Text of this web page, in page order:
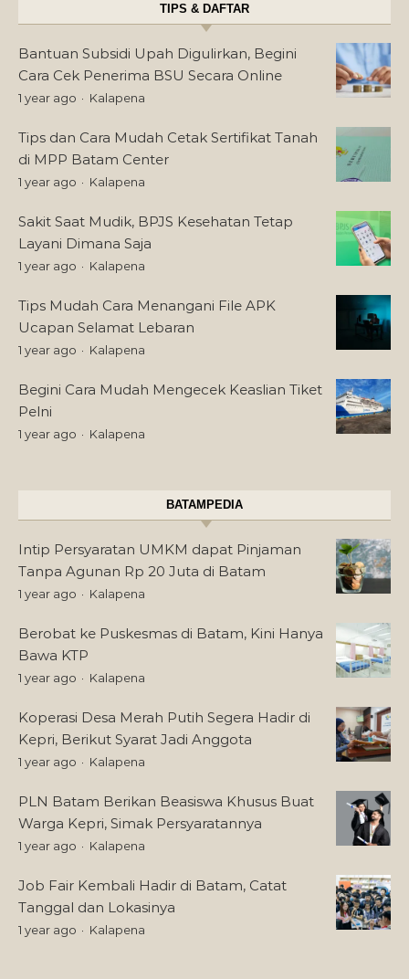
TIPS & DAFTAR
Bantuan Subsidi Upah Digulirkan, Begini
Cara Cek Penerima BSU Secara Online
1 year ago Kalapena
Tips dan Cara Mudah Cetak Sertifikat Tanah
di MPP Batam Center
1 year ago Kalapena
Sakit Saat Mudik, BPJS Kesehatan Tetap
Layani Dimana Saja
1 year ago Kalapena
Tips Mudah Cara Menangani File APK
Ucapan Selamat Lebaran
1 year ago Kalapena
Begini Cara Mudah Mengecek Keaslian Tiket
Pelni
1 year ago Kalapena
BATAMPEDIA
Intip Persyaratan UMKM dapat Pinjaman
Tanpa Agunan Rp 20 Juta di Batam
1 year ago Kalapena
Berobat ke Puskesmas di Batam, Kini Hanya
Bawa KTP
1 year ago Kalapena
Koperasi Desa Merah Putih Segera Hadir di
Kepri, Berikut Syarat Jadi Anggota
1 year ago Kalapena
PLN Batam Berikan Beasiswa Khusus Buat
Warga Kepri, Simak Persyaratannya
1 year ago Kalapena
Job Fair Kembali Hadir di Batam, Catat
Tanggal dan Lokasinya
1 year ago Kalapena